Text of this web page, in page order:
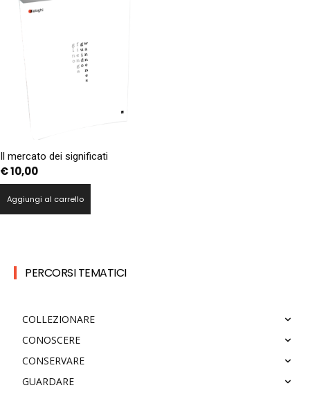
Il mercato dei significati
€10,00
Aggiungi al carrello
PERCORSI TEMATICI
COLLEZIONARE
CONOSCERE
CONSERVARE
GUARDARE